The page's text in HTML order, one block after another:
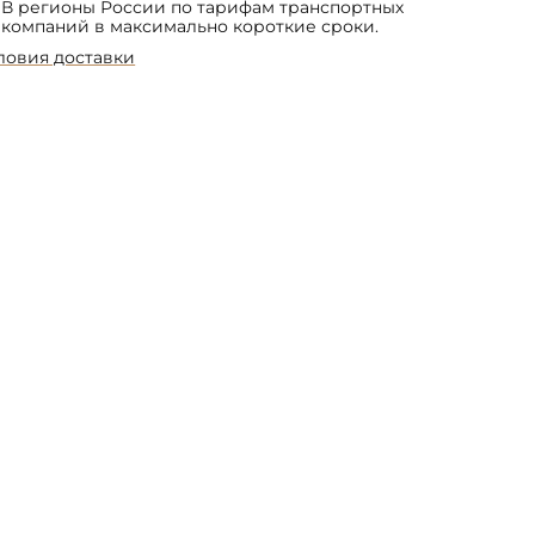
В регионы России по тарифам транспортных
компаний в максимально короткие сроки.
доставки